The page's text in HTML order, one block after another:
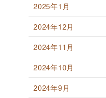
2025年1月
2024年12月
2024年11月
2024年10月
2024年9月